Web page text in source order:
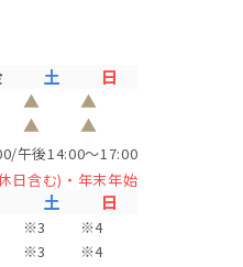
土
日
▲
▲
▲ ▲
午後14:00～17:00
日含む)・年末年始
土
日
※3 ※4
※3
※4